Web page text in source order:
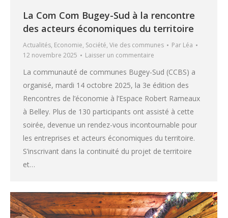
La Com Com Bugey-Sud à la rencontre
des acteurs économiques du territoire
Actualités, Economie, Société, Vie des communes Par Léa
12 novembre 2025
Laisser un commentaire
La communauté de communes Bugey-Sud (CCBS) a
organisé, mardi 14 octobre 2025, la 3e édition des
Rencontres de l’économie à l’Espace Robert Rameaux
à Belley. Plus de 130 participants ont assisté à cette
soirée, devenue un rendez-vous incontournable pour
les entreprises et acteurs économiques du territoire.
S’inscrivant dans la continuité du projet de territoire
et…